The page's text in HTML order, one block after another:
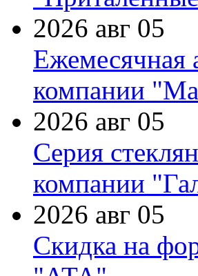
2026 авг 05
Ежемесячная
компании
2026 авг 05
Серия
компании
2026 авг 05
Скидка на